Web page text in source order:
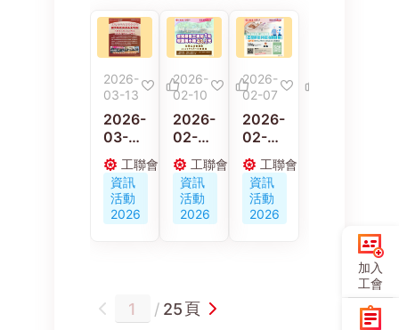
元」殯
儀主題
講座
獎問答
遊戲
2026-
03-13
2026-
03-
13
工聯會
社會事
務委員
會設大
化樓宇
工聯會
資訊
活動
2026
2026-
02-10
2026-
02-
10
工聯權
委回應
最低工
資建議
有助促
進勞資
工聯會
資訊
活動
2026
2026-
02-07
2026-
02-
07
政府推
「乙肝
共治」
今日起
工聯會
資訊
活動
2026
/ 25頁
加入
工會